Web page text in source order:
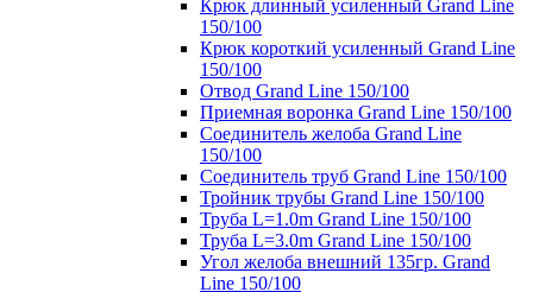
Крюк длинный усиленный Grand Line
150/100
Крюк короткий усиленный Grand Line
150/100
Отвод Grand Line 150/100
Приемная воронка Grand Line 150/100
Соединитель желоба Grand Line
150/100
Соединитель труб Grand Line 150/100
Тройник трубы Grand Line 150/100
Труба L=1.0m Grand Line 150/100
Труба L=3.0m Grand Line 150/100
Угол желоба внешний 135гр. Grand
Line 150/100